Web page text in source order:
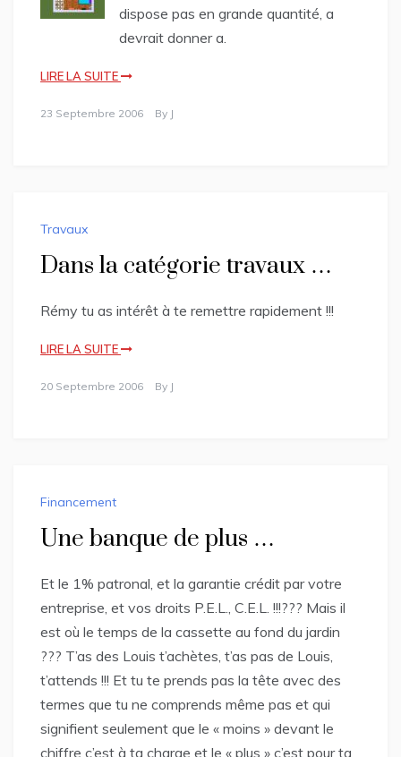
dispose pas en grande quantité, a
devrait donner a.
LIRE LA SUITE
23 Septembre 2006 By J
Travaux
Dans la catégorie travaux …
Rémy tu as intérêt à te remettre rapidement !!!
LIRE LA SUITE
20 Septembre 2006 By J
Financement
Une banque de plus …
Et le 1% patronal, et la garantie crédit par votre
entreprise, et vos droits P.E.L., C.E.L. !!!??? Mais il
est où le temps de la cassette au fond du jardin
??? T’as des Louis t’achètes, t’as pas de Louis,
t’attends !!! Et tu te prends pas la tête avec des
termes que tu ne comprends même pas et qui
signifient seulement que le « moins » devant le
chiffre c’est à ta charge et le « plus » c’est pour ta